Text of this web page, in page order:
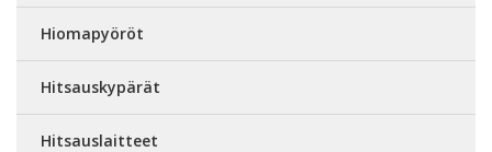
Hiomapyöröt
Hitsauskypärät
Hitsauslaitteet